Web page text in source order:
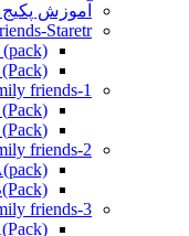
آموزش
Staretr
friends-1
(Pack) Family-Friends-1A
(Pack) Family Friends-1B
friends-2
friends-3
(Pack)Family-Friends-3A